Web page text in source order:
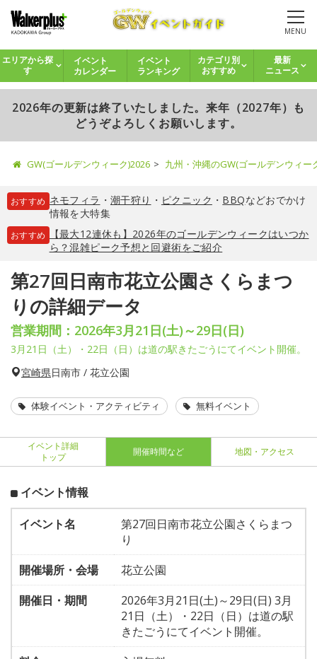
MENU
エリアから探
す
イベント
カレンダー
イベント
ランキング
カテゴリ別
おすすめ
最新
ニュース
2026年の更新は終了いたしました。来年（2027年）も
どうぞよろしくお願いします。
GW(ゴールデンウィーク)2026 九州・沖縄のGW(ゴールデンウィ
おすすめ ネモフィラ ・ 潮干狩り ・ ピクニック ・ BBQなどおでかけ
情報を大特集
おすすめ
【最大12連休も】2026年のゴールデンウィークはいつか
ら？混雑ピーク予想と回避術をご紹介
第27回日南市花立公園さくらまつ
りの詳細データ
営業期間：2026年3月21日(土)～29日(日)
3月21日（土）・22日（日）は道の駅きたごうにてイベント開催。
宮崎県日南市 / 花立公園
体験イベント・アクティビティ 無料イベント
イベント詳細
トップ
開催時間など 地図・アクセス
イベント情報
イベント名
第27回日南市花立公園さくらまつ
り
開催場所・会場
花立公園
開催日・期間
2026年3月21日(土)～29日(日) 3月
21日（土）・22日（日）は道の駅
きたごうにてイベント開催。